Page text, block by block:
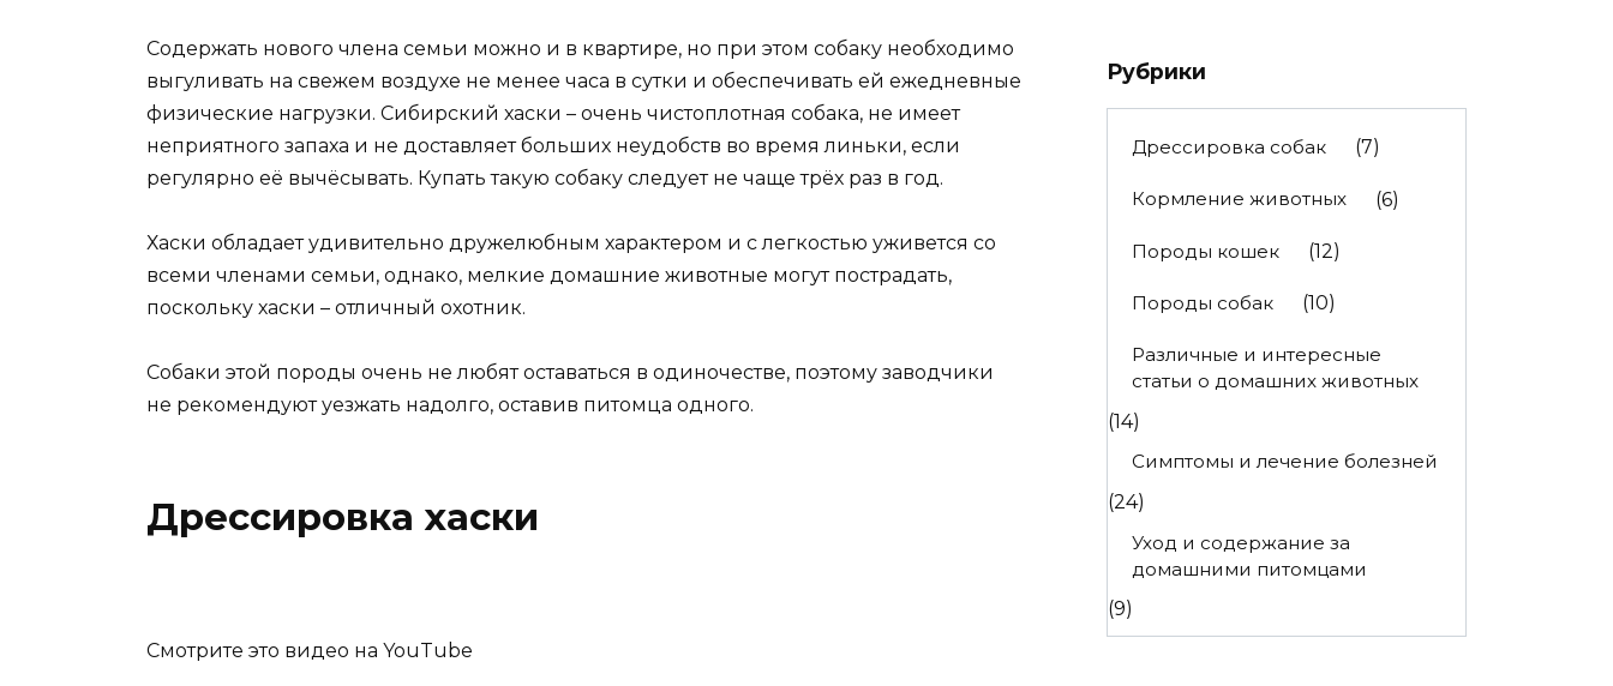
Содержать нового члена семьи можно и в квартире, но при этом собаку необходимо
выгуливать на свежем воздухе не менее часа в сутки и обеспечивать ей ежедневные
физические нагрузки. Сибирский хаски – очень чистоплотная собака, не имеет
неприятного запаха и не доставляет больших неудобств во время линьки, если
регулярно её вычёсывать. Купать такую собаку следует не чаще трёх раз в год.
Хаски обладает удивительно дружелюбным характером и с легкостью уживется со
всеми членами семьи, однако, мелкие домашние животные могут пострадать,
поскольку хаски – отличный охотник.
Собаки этой породы очень не любят оставаться в одиночестве, поэтому заводчики
не рекомендуют уезжать надолго, оставив питомца одного.
Дрессировка хаски
Смотрите это видео на YouTube
Рубрики
Дрессировка собак (7)
Кормление животных (6)
Породы кошек (12)
Породы собак (10)
Различные и интересные
статьи о домашних животных
(14)
Симптомы и лечение болезней
(24)
Уход и содержание за
домашними питомцами
(9)